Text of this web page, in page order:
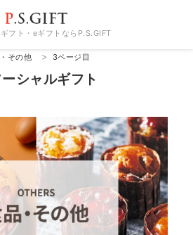
フト・eギフトならP.S.GIFT
その他 3ページ目
シャルギフト